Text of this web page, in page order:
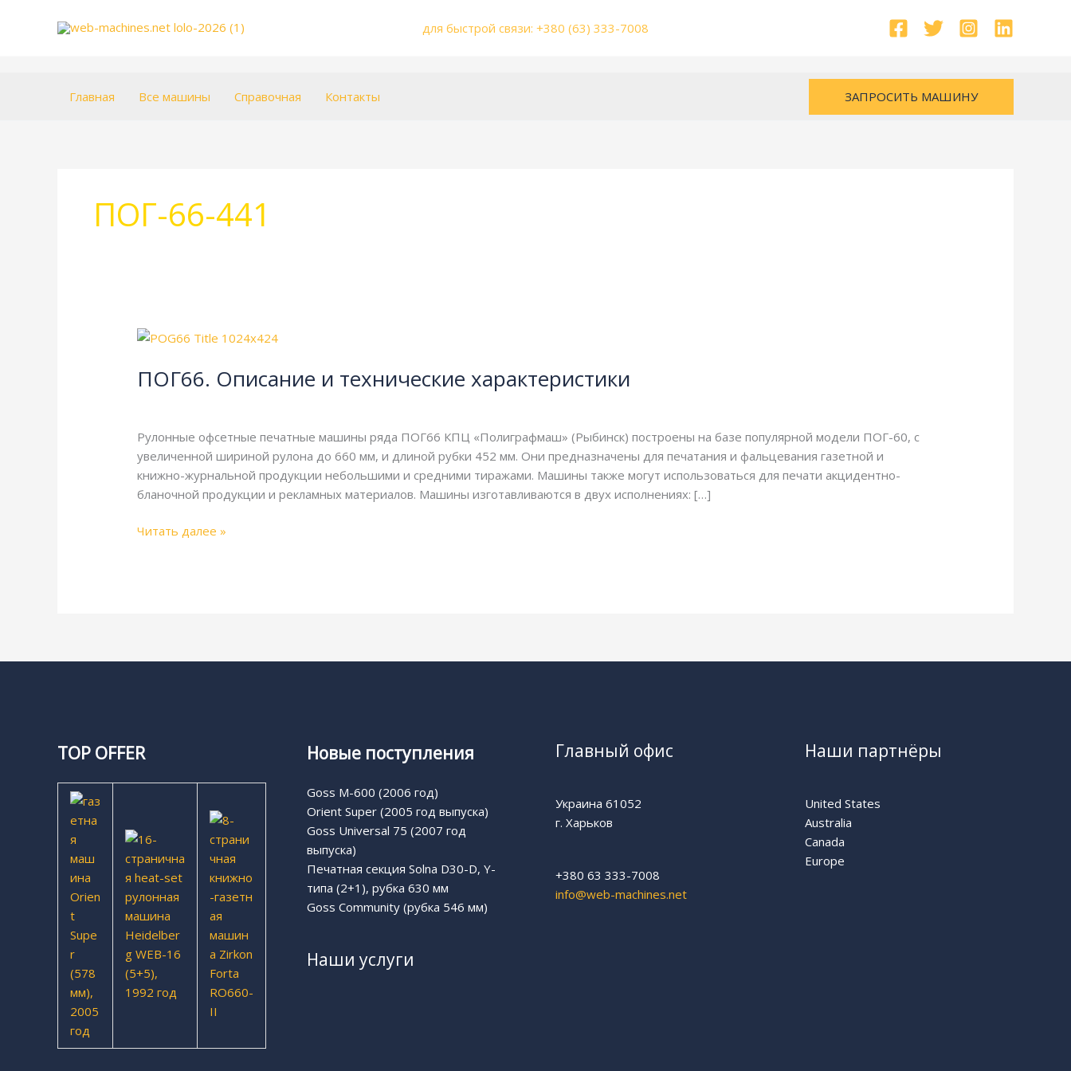
для быстрой связи: +380 (63) 333-7008
Главная Все машины Справочная Контакты ЗАПРОСИТЬ МАШИНУ
ПОГ-66-441
ПОГ66. Описание и технические характеристики
Рулонные офсетные печатные машины ряда ПОГ66 КПЦ «Полиграфмаш» (Рыбинск) построены на базе популярной модели ПОГ-60, с
увеличенной шириной рулона до 660 мм, и длиной рубки 452 мм. Они предназначены для печатания и фальцевания газетной и
книжно-журнальной продукции небольшими и средними тиражами. Машины также могут использоваться для печати акцидентно-
бланочной продукции и рекламных материалов. Машины изготавливаются в двух исполнениях: […]
ПОГ66.
и
Читать далее »
TOP OFFER Новые поступления
Goss M-600 (2006 год)
Orient Super (2005 год выпуска)
Goss Universal 75 (2007 год
выпуска)
Печатная секция Solna D30-D, Y-
типа (2+1), рубка 630 мм
Goss Community (рубка 546 мм)
Наши услуги
Главный офис
Украина 61052
г. Харьков
+380 63 333-7008
info@web-machines.net
Наши партнёры
United States
Australia
Canada
Europe